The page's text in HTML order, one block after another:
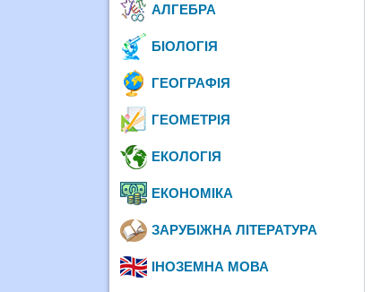
АЛГЕБРА
БІОЛОГІЯ
ГЕОГРАФІЯ
ГЕОМЕТРІЯ
ЕКОЛОГІЯ
ЕКОНОМІКА
ЗАРУБІЖНА ЛІТЕРАТУРА
ІНОЗЕМНА МОВА